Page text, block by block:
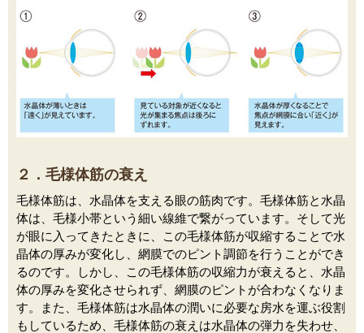
２．毛様体筋の衰え
毛様体筋は、水晶体を支える眼の筋肉です。毛様体筋と水晶
体は、毛様小帯という細い線維で繋がっています。そして光
が眼に入ってきたときに、この毛様体筋が収縮することで水
晶体の厚みが変化し、網膜でのピント調節を行うことができ
るのです。しかし、この毛様体筋の収縮力が衰えると、水晶
体の厚みを変化させられず、網膜のピントが合わなくなりま
す。また、毛様体筋は水晶体の潤いに必要な房水を運ぶ役割
もしているため、毛様体筋の衰えは水晶体の弾力を失わせ、